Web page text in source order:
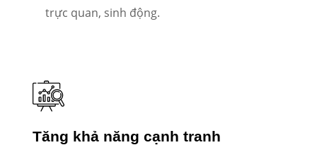
trực quan, sinh động.
Tăng khả năng cạnh tranh